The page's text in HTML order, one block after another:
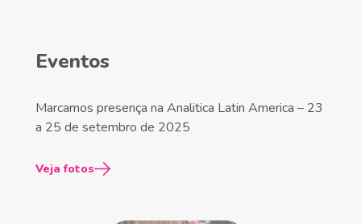
Eventos
Marcamos presença na Analitica Latin America – 23
a 25 de setembro de 2025
Veja fotos